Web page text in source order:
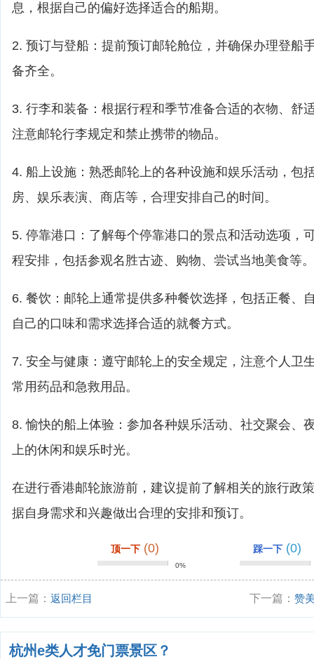
息，根据自己的偏好选择适合的船期。
2. 预订与登船：提前预订邮轮舱位，并确保办理登船
备齐全。
3. 行李和装备：根据行程和季节准备合适的衣物、舒
注意邮轮行李规定和禁止携带的物品。
4. 船上设施：熟悉邮轮上的各种设施和娱乐活动，包
房、娱乐表演、商店等，合理安排自己的时间。
5. 停靠港口：了解每个停靠港口的景点和活动选项，
程安排，包括参观名胜古迹、购物、尝试当地美食等。
6. 餐饮：邮轮上通常提供多种餐饮选择，包括正餐、
自己的口味和需求选择合适的就餐方式。
7. 安全与健康：遵守邮轮上的安全规定，注意个人卫
常用药品和急救用品。
8. 愉快的船上体验：参加各种娱乐活动、社交聚会、
上的休闲和娱乐时光。
在进行香港邮轮旅游前，建议提前了解相关的旅行政
据自身需求和兴趣做出合理的安排和预订。
顶一下 (0)
0%
踩一下 (0)
上一篇： 返回栏目 下一篇：赞
杭州e类人才免门票景区？